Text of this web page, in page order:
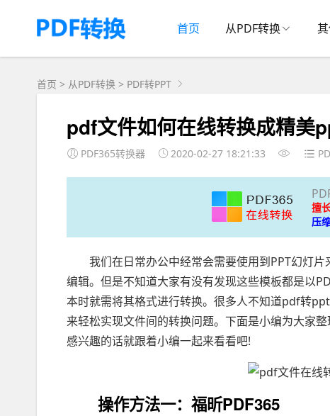
首页 从PDF转换
首页 > 从PDF转换 > PDF转PPT
pdf文件如何在线转换成精美
PDF365转换器 2020-02-27 18:21:33
擅
压
我们在日常办公中经常会需要使用到PPT幻灯片
编辑。但是不知道大家有没有发现这些模板都是以
本时就需将其格式进行转换。很多人不知道pdf转
来轻松实现文件间的转换问题。下面是小编为大家整
感兴趣的话就跟着小编一起来看看吧!
操作方法一：福昕PDF365